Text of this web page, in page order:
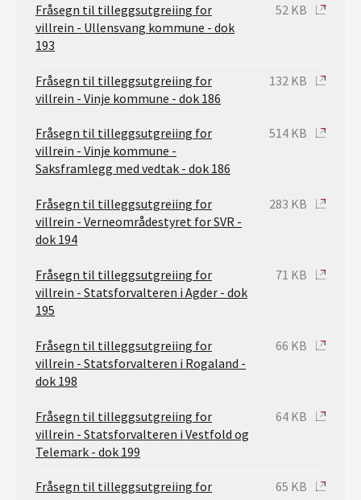
Fråsegn til tilleggsutgreiing for
villrein - Ullensvang kommune - dok
193
52 KB
Fråsegn til tilleggsutgreiing for
villrein - Vinje kommune - dok 186
132 KB
Fråsegn til tilleggsutgreiing for
villrein - Vinje kommune -
Saksframlegg med vedtak - dok 186
514 KB
Fråsegn til tilleggsutgreiing for
villrein - Verneområdestyret for SVR -
dok 194
283 KB
Fråsegn til tilleggsutgreiing for
villrein - Statsforvalteren i Agder - dok
195
71 KB
Fråsegn til tilleggsutgreiing for
villrein - Statsforvalteren i Rogaland -
dok 198
66 KB
Fråsegn til tilleggsutgreiing for
villrein - Statsforvalteren i Vestfold og
Telemark - dok 199
64 KB
Fråsegn til tilleggsutgreiing for
65 KB